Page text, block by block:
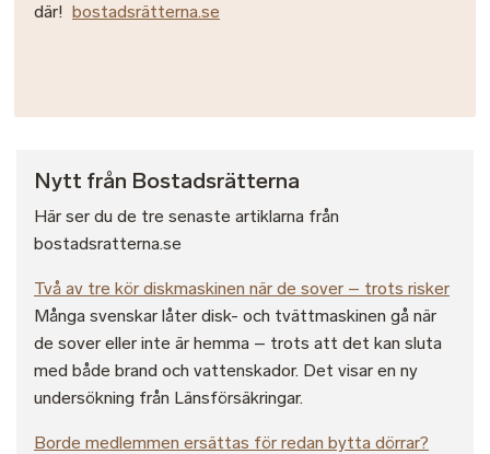
där! bostadsrätterna.se
Nytt från Bostadsrätterna
Här ser du de tre senaste artiklarna från
bostadsratterna.se
Två av tre kör diskmaskinen när de sover – trots risker
Många svenskar låter disk- och tvättmaskinen gå när
de sover eller inte är hemma – trots att det kan sluta
med både brand och vattenskador. Det visar en ny
undersökning från Länsförsäkringar.
Borde medlemmen ersättas för redan bytta dörrar?